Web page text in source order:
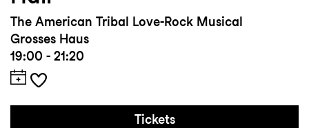
The American Tribal Love-Rock Musical
Grosses Haus
19:00 - 21:20
Tickets